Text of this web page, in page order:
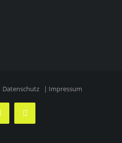
Datenschutz| Impressum
FacebookInstagram